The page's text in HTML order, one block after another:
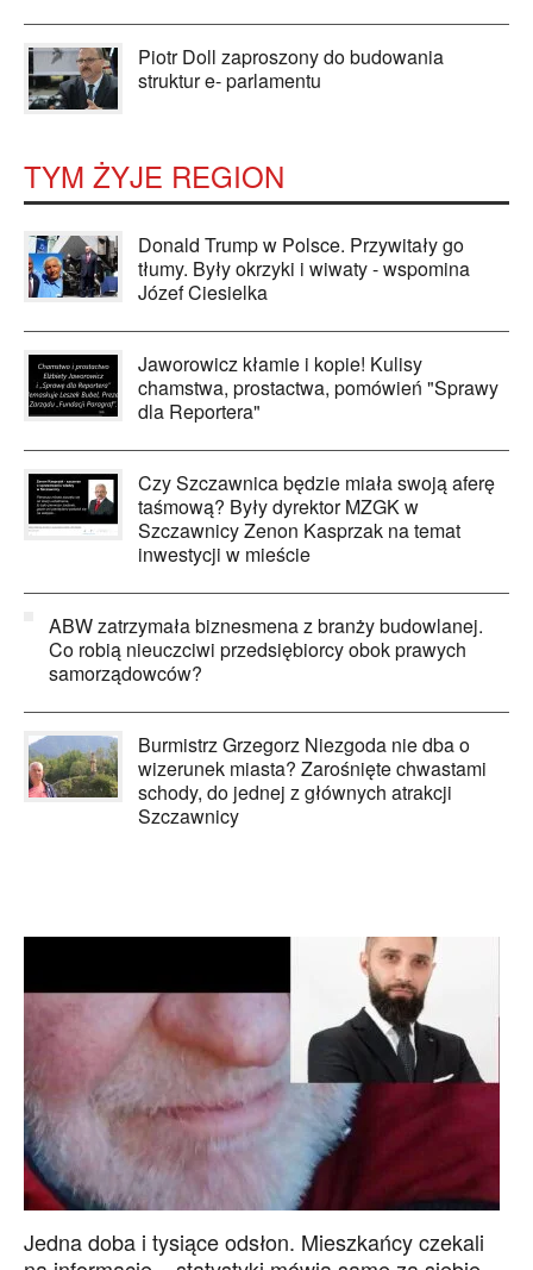
Piotr Doll zaproszony do budowania
struktur e- parlamentu
TYM ŻYJE REGION
Donald Trump w Polsce. Przywitały go
tłumy. Były okrzyki i wiwaty - wspomina
Józef Ciesielka
Jaworowicz kłamie i kopie! Kulisy
chamstwa, prostactwa, pomówień "Sprawy
dla Reportera"
Czy Szczawnica będzie miała swoją aferę
taśmową? Były dyrektor MZGK w
Szczawnicy Zenon Kasprzak na temat
inwestycji w mieście
ABW zatrzymała biznesmena z branży budowlanej.
Co robią nieuczciwi przedsiębiorcy obok prawych
samorządowców?
Burmistrz Grzegorz Niezgoda nie dba o
wizerunek miasta? Zarośnięte chwastami
schody, do jednej z głównych atrakcji
Szczawnicy
Jedna doba i tysiące odsłon. Mieszkańcy czekali